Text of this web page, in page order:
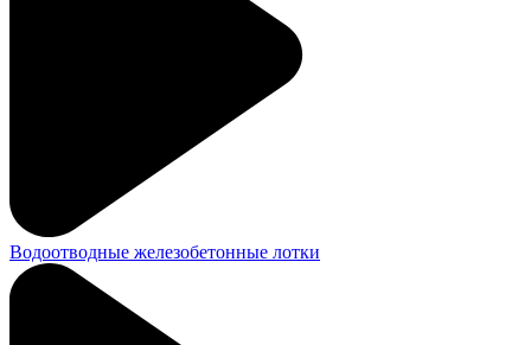
Водоотводные железобетонные лотки